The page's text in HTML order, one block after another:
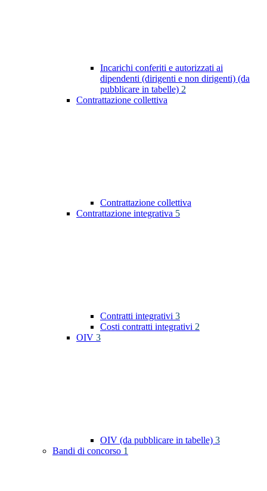
Incarichi conferiti e autorizzati ai
dipendenti (dirigenti e non dirigenti) (da
pubblicare in tabelle) 2
Contrattazione collettiva
Contrattazione collettiva
Contrattazione integrativa 5
Contratti integrativi 3
Costi contratti integrativi 2
OIV 3
OIV (da pubblicare in tabelle) 3
Bandi di concorso 1